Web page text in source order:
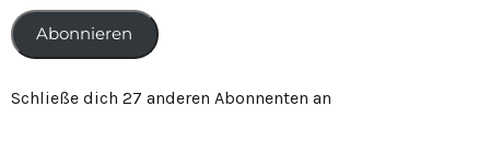
Abonnieren
Schließe dich 27 anderen Abonnenten an